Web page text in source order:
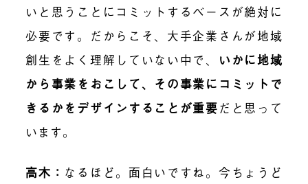
いと思うことにコミットするベースが絶対に
必要です。だからこそ、大手企業さんが地域
創生をよく理解していない中で、 いかに地域
から事業をおこして、その事業にコミットで
きるかをデザインすることが重要だと思って
います。
高木： なるほど。面白いですね。今ちょうど